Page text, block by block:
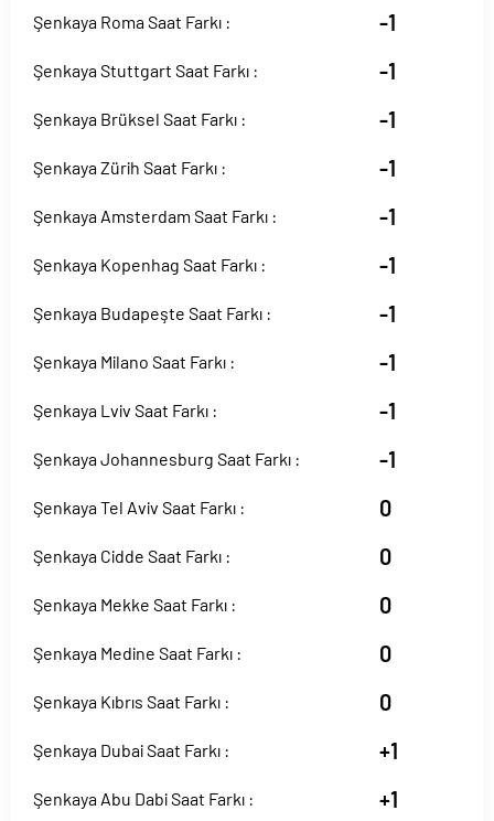
Şenkaya Roma Saat Farkı : -1
Şenkaya Stuttgart Saat Farkı : -1
Şenkaya Brüksel Saat Farkı : -1
Şenkaya Zürih Saat Farkı : -1
Şenkaya Amsterdam Saat Farkı : -1
Şenkaya Kopenhag Saat Farkı : -1
Şenkaya Budapeşte Saat Farkı : -1
Şenkaya Milano Saat Farkı : -1
Şenkaya Lviv Saat Farkı : -1
Şenkaya Johannesburg Saat Farkı : -1
Şenkaya Tel Aviv Saat Farkı : 0
Şenkaya Cidde Saat Farkı : 0
Şenkaya Mekke Saat Farkı : 0
Şenkaya Medine Saat Farkı : 0
Şenkaya Kıbrıs Saat Farkı : 0
Şenkaya Dubai Saat Farkı : +1
Şenkaya Abu Dabi Saat Farkı : +1